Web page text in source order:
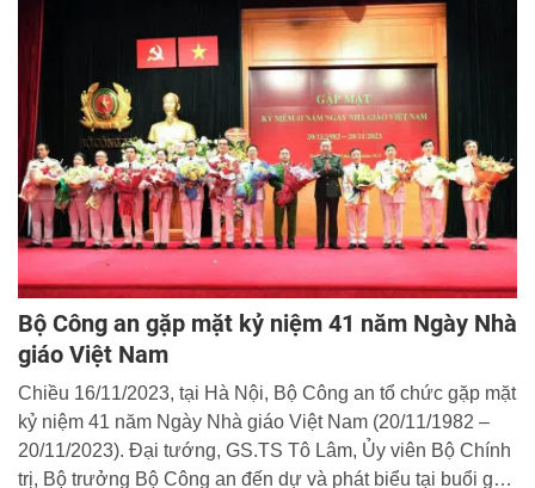
thương binh, bệnh binh, thân nhân liệt sỹ Công an nhân
dân; các đồng chí bảo vệ dân phố, bảo vệ cơ quan, doanh
nghiệp. Cổng Thông tin điện tử trân trọng giới thiệu Thư
chúc mừng của đồng chí Bộ trưởng.
Bộ Công an gặp mặt kỷ niệm 41 năm Ngày Nhà
giáo Việt Nam
Chiều 16/11/2023, tại Hà Nội, Bộ Công an tổ chức gặp mặt
kỷ niệm 41 năm Ngày Nhà giáo Việt Nam (20/11/1982 –
20/11/2023). Đại tướng, GS.TS Tô Lâm, Ủy viên Bộ Chính
trị, Bộ trưởng Bộ Công an đến dự và phát biểu tại buổi gặp